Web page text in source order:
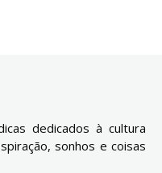
dedicados à cultura
sonhos e coisas